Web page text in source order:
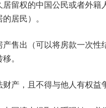
留权的中国公民或者外
居民）。
售出（可以将房款一次
。
产，且不得与他人有权益